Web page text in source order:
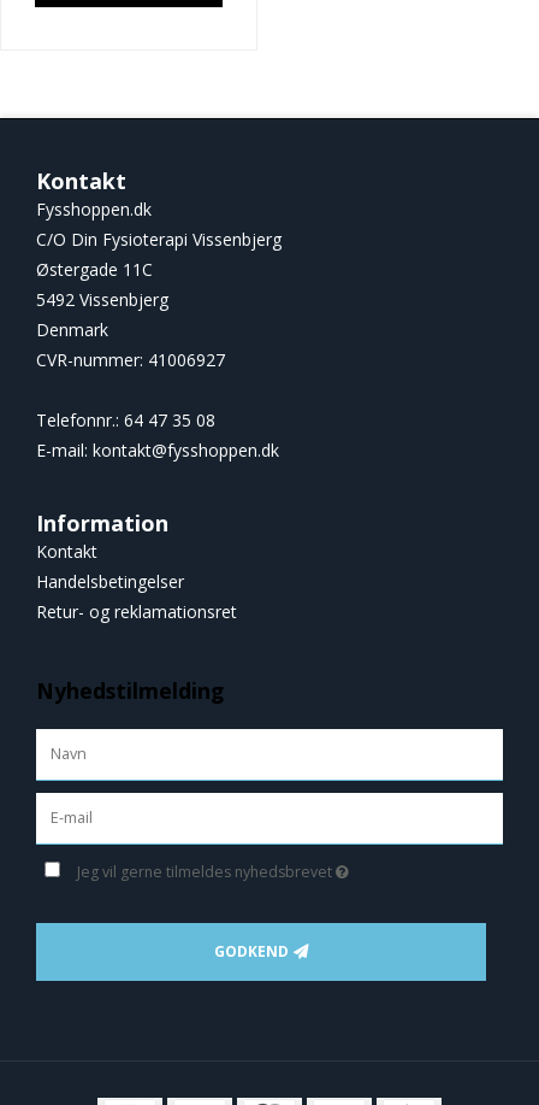
Kontakt
Fysshoppen.dk
C/O Din Fysioterapi Vissenbjerg
Østergade 11C
5492 Vissenbjerg
Denmark
CVR-nummer: 41006927
Telefonnr.: 64 47 35 08
E-mail: kontakt@fysshoppen.dk
Information
Kontakt
Handelsbetingelser
Retur- og reklamationsret
Nyhedstilmelding
Jeg vil gerne tilmeldes nyhedsbrevet
GODKEND